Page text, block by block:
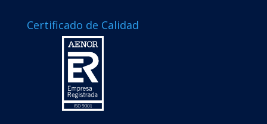
Certificado de Calidad